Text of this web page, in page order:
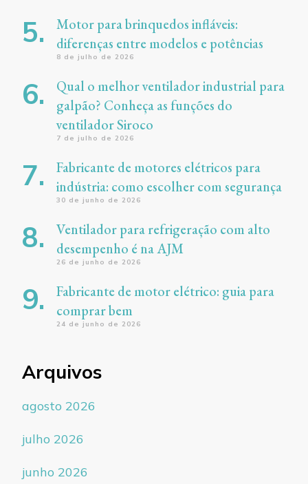
Motor para brinquedos infláveis:
diferenças entre modelos e potências
8 de julho de 2026
Qual o melhor ventilador industrial para
galpão? Conheça as funções do
ventilador Siroco
7 de julho de 2026
Fabricante de motores elétricos para
indústria: como escolher com segurança
30 de junho de 2026
Ventilador para refrigeração com alto
desempenho é na AJM
26 de junho de 2026
Fabricante de motor elétrico: guia para
comprar bem
24 de junho de 2026
Arquivos
agosto 2026
julho 2026
junho 2026